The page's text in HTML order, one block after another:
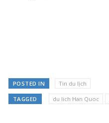
POSTED IN Tin du lịch
TAGGED du lich Han Quoc